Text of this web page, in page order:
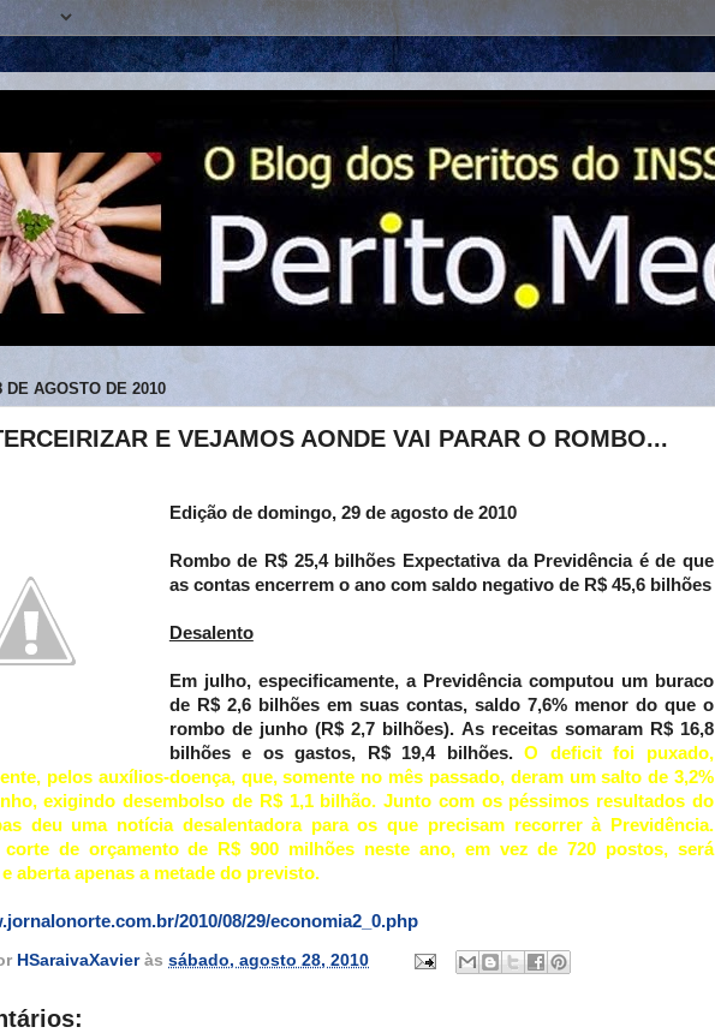
DE AGOSTO DE 2010
E VEJAMOS AONDE VAI PARAR O ROMBO...
Edição de domingo, 29 de agosto de 2010
Rombo de R$ 25,4 bilhões Expectativa da Previdência é de que
as contas encerrem o ano com saldo negativo de R$ 45,6 bilhões
Desalento
Em julho, especificamente, a Previdência computou um buraco
de R$ 2,6 bilhões em suas contas, saldo 7,6% menor do que o
rombo de junho (R$ 2,7 bilhões). As receitas somaram R$ 16,8
bilhões e os gastos, R$ 19,4 bilhões.O deficit foi puxado,
pelos auxílios-doença, que, somente no mês passado, deram um salto de 3,2%
exigindo desembolso de R$ 1,1 bilhão. Junto com os péssimos resultados do
deu uma notícia desalentadora para os que precisam recorrer à Previdência.
corte de orçamento de R$ 900 milhões neste ano, em vez de 720 postos, será
aberta apenas a metade do previsto.
2010/08/29/economia2_0.php
HSaraivaXavier às sábado, agosto 28, 2010